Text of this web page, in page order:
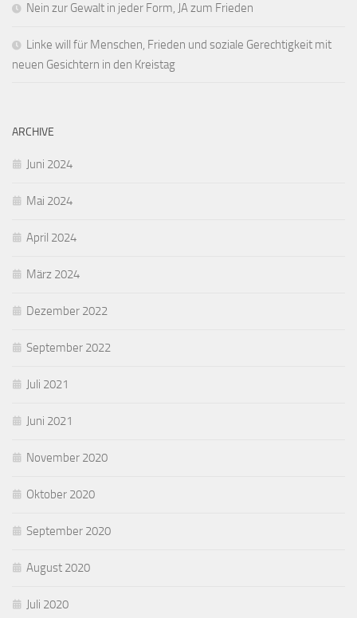
Nein zur Gewalt in jeder Form, JA zum Frieden
Linke will für Menschen, Frieden und soziale Gerechtigkeit mit
neuen Gesichtern in den Kreistag
ARCHIVE
Juni 2024
Mai 2024
April 2024
März 2024
Dezember 2022
September 2022
Juli 2021
Juni 2021
November 2020
Oktober 2020
September 2020
August 2020
Juli 2020